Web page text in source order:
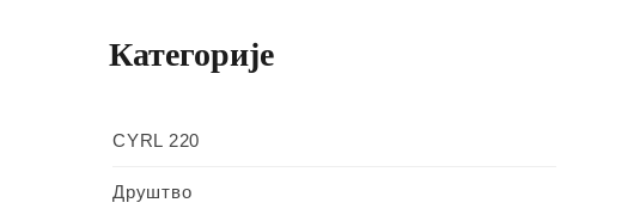
Категорије
CYRL 220
Друштво